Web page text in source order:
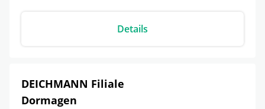
Details
DEICHMANN Filiale
Dormagen